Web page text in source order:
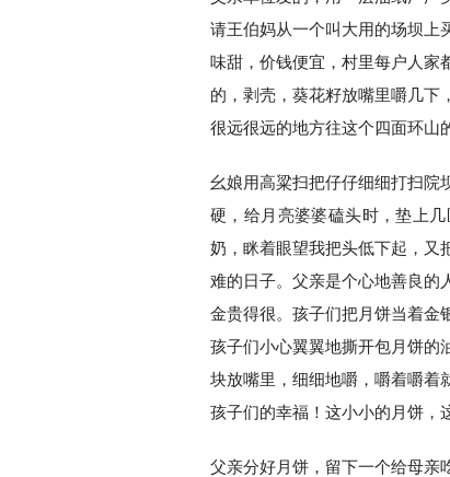
请王伯妈从一个叫大用的场坝上
味甜，价钱便宜，村里每户人家
的，剥壳，葵花籽放嘴里嚼几下
很远很远的地方往这个四面环山
幺娘用高粱扫把仔仔细细打扫院
硬，给月亮婆婆磕头时，垫上
奶，眯着眼望我把头低下起，又
难的日子。父亲是个心地善良的
金贵得很。孩子们把月饼当着金
孩子们小心翼翼地撕开包月饼的
块放嘴里，细细地嚼，嚼着嚼着
孩子们的幸福！这小小的月饼，
父亲分好月饼，留下一个给母亲